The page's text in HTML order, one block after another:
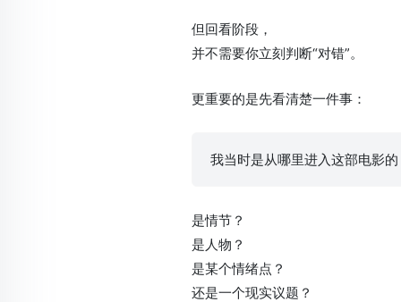
但回看阶段，
并不需要你立刻判断“对错”。
更重要的是先看清楚一件事：
我当时是从哪里进入这部电影
是情节？
是人物？
是某个情绪点？
还是一个现实议题？